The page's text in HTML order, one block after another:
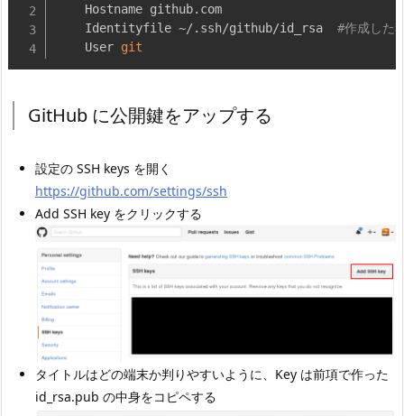
    Hostname github.com
    Identityfile ~/.ssh/github/id_rsa
#作成した
    User
git
GitHub に公開鍵をアップする
設定の SSH keys を開く
https://github.com/settings/ssh
Add SSH key をクリックする
タイトルはどの端末か判りやすいように、Key は前項で作った
id_rsa.pub の中身をコピペする